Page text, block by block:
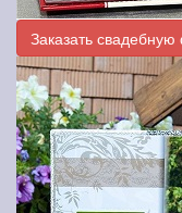
Заказать свадебную